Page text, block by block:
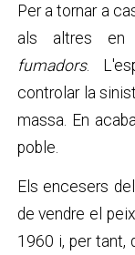
Per a tornar a
als altres en
fumadors.
controlar la
massa. En
poble.
Els encesers
de vendre el
1960 i, per tant,